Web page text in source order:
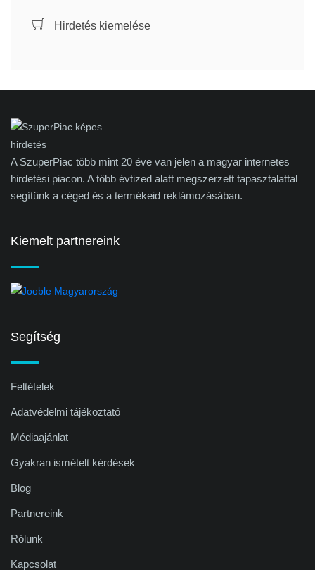
Hirdetés kiemelése
A SzuperPiac több mint 20 éve van jelen a magyar internetes
hirdetési piacon. A több évtized alatt megszerzett tapasztalattal
segítünk a céged és a termékeid reklámozásában.
Kiemelt partnereink
Segítség
Feltételek
Adatvédelmi tájékoztató
Médiaajánlat
Gyakran ismételt kérdések
Blog
Partnereink
Rólunk
Kapcsolat